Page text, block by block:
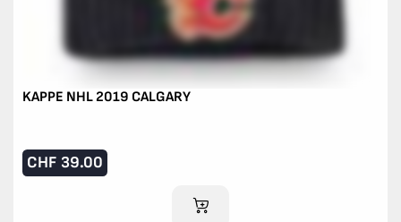
KAPPE NHL 2019 CALGARY
CHF 39.00
IM WARENKORB